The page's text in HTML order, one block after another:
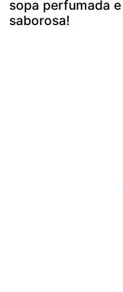
sopa perfumada e
saborosa!